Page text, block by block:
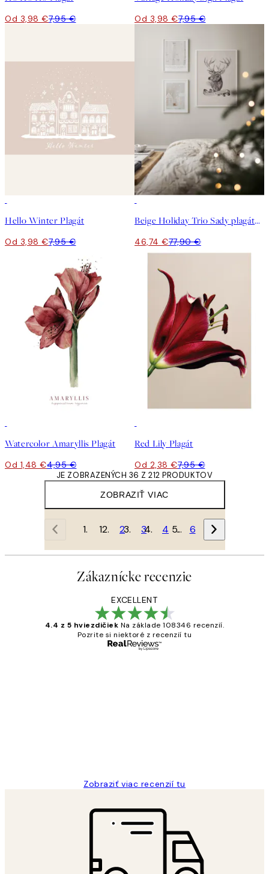
Od 3,98 €7,95 € Od 3,98 €7,95 €
Hello Winter Plagát
Od 3,98 €7,95 €
Beige Holiday Trio Sady plagátov
46,74 €77,90 €
Watercolor Amaryllis Plagát
Od 1,48 €4,95 €
Red Lily Plagát
Od 2,38 €7,95 €
ZOBRAZIŤ VIAC
JE ZOBRAZENÝCH 36 Z 212 PRODUKTOV
1 2 3 4 … 6
Zákaznícke recenzie
EXCELLENT
4.4 z 5 hviezdičiek Na základe 108346 recenzií.
Pozrite si niektoré z recenzií tu
Zobraziť viac recenzií tu